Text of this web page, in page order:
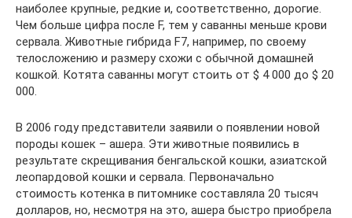
наиболее крупные, редкие и, соответственно, дорогие.
Чем больше цифра после F, тем у саванны меньше крови
сервала. Животные гибрида F7, например, по своему
телосложению и размеру схожи с обычной домашней
кошкой. Котята саванны могут стоить от $ 4 000 до $ 20
000.
В 2006 году представители заявили о появлении новой
породы кошек – ашера. Эти животные появились в
результате скрещивания бенгальской кошки, азиатской
леопардовой кошки и сервала. Первоначально
стоимость котенка в питомнике составляла 20 тысяч
долларов, но, несмотря на это, ашера быстро приобрела